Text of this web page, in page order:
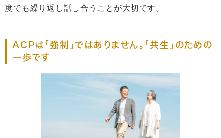
度でも繰り返し話し合うことが大切です。
ACPは「強制」ではありません。「共生」のための
一歩です